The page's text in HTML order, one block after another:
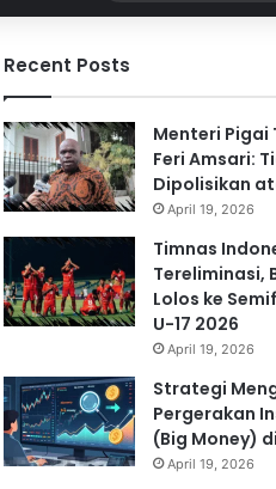
Recent Posts
Menteri
Feri Amsari:
Dipolisikan
April 19, 2026
Timnas
Tereliminasi,
Lolos ke
U-17 2026
April 19, 2026
Strategi
Pergerakan
(Big Money)
April 19, 2026